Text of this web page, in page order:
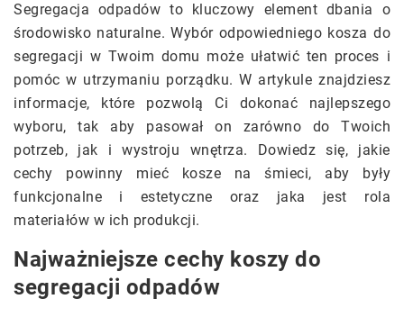
Segregacja odpadów to kluczowy element dbania o
środowisko naturalne. Wybór odpowiedniego kosza do
segregacji w Twoim domu może ułatwić ten proces i
pomóc w utrzymaniu porządku. W artykule znajdziesz
informacje, które pozwolą Ci dokonać najlepszego
wyboru, tak aby pasował on zarówno do Twoich
potrzeb, jak i wystroju wnętrza. Dowiedz się, jakie
cechy powinny mieć kosze na śmieci, aby były
funkcjonalne i estetyczne oraz jaka jest rola
materiałów w ich produkcji.
Najważniejsze cechy koszy do
segregacji odpadów